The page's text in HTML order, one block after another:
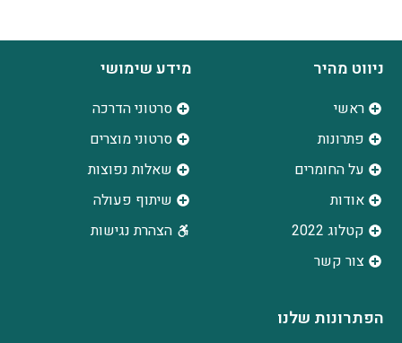
ניווט מהיר
ראשי
פתרונות
על החומרים
אודות
קטלוג 2022
צור קשר
מידע שימושי
סרטוני הדרכה
סרטוני מוצרים
שאלות נפוצות
שיתוף פעולה
הצהרת נגישות
הפתרונות שלנו